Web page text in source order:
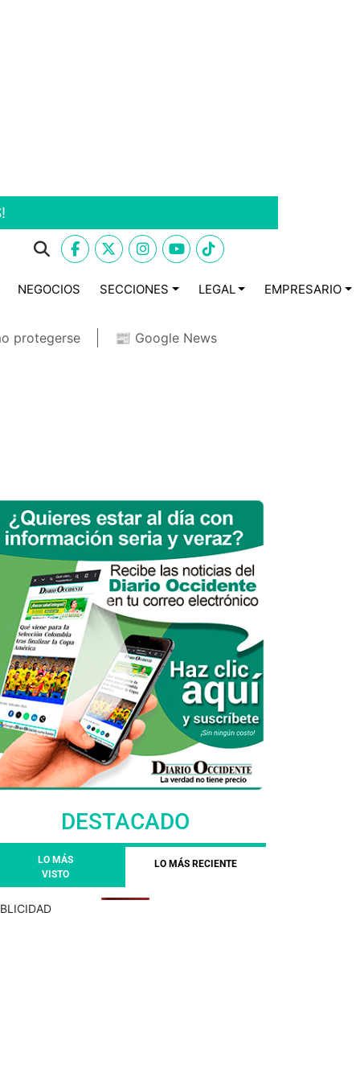
NEGOCIOS SECCIONES LEGAL EMPRESARIO
protegerse 📰 Google News
DESTACADO
LO MÁS
VISTO
LO MÁS RECIENTE